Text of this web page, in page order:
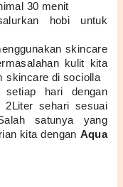
30 menit
hobi untuk
skincare
kulit kita
skincare di sociolla
hari dengan
2Liter sehari sesuai
satunya yang
kita dengan Aqua